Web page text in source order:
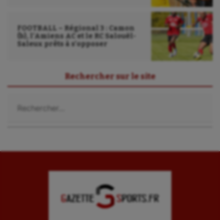
Sport-santé
Tir à l'arc
Water-polo
FOOTBALL – Régional 3 : Camon
(b), l’Amiens AC et le RC Salouël-
Saleux prêts à s’opposer
Rechercher sur le site